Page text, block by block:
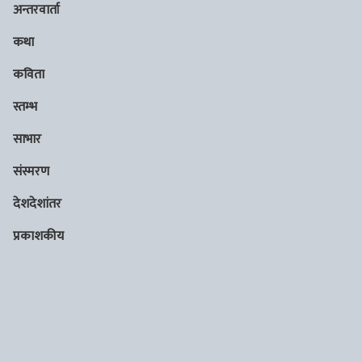
अन्तरवार्ता
कथा
कविता
स्तम्भ
साभार
संस्मरण
देशदेशांतर
प्रकाशकीय